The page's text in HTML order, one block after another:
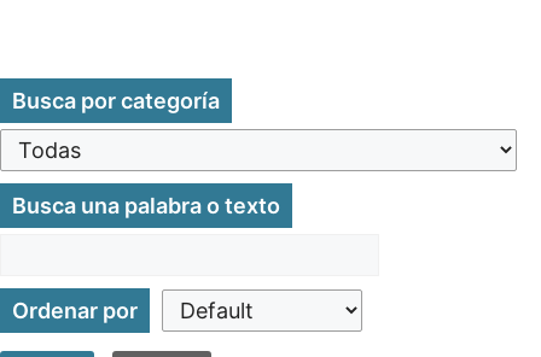
Busca por categoría
Busca una palabra o texto
Ordenar por